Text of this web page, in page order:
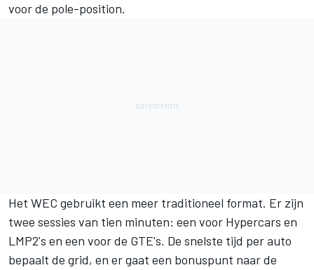
voor de pole-position.
Het WEC gebruikt een meer traditioneel format. Er zijn
twee sessies van tien minuten: een voor Hypercars en
LMP2's en een voor de GTE's. De snelste tijd per auto
bepaalt de grid, en er gaat een bonuspunt naar de